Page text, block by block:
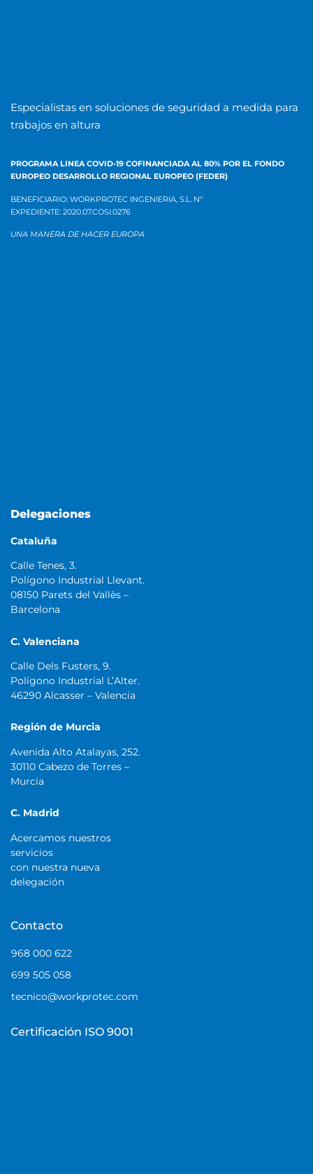
Especialistas en soluciones de seguridad a medida para
trabajos en altura
PROGRAMA LINEA COVID-19 COFINANCIADA AL 80% POR EL FONDO
EUROPEO DESARROLLO REGIONAL EUROPEO (FEDER)
BENEFICIARIO: WORKPROTEC INGENIERIA, S.L.
Nº
EXPEDIENTE: 2020.07.COSI.0276
UNA MANERA DE HACER EUROPA
Delegaciones
Cataluña
Calle Tenes, 3.
Polígono Industrial Llevant.
08150 Parets del Vallès –
Barcelona
C. Valenciana
Calle Dels Fusters, 9.
Polígono Industrial L’Alter.
46290 Alcasser – Valencia
Región de Murcia
Avenida Alto Atalayas, 252.
30110 Cabezo de Torres –
Murcia
C. Madrid
Acercamos nuestros
servicios
con nuestra nueva
delegación
Contacto
968 000 622
699 505 058
tecnico@workprotec.com
Certificación ISO 9001